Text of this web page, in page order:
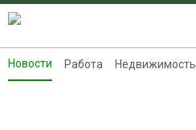
Новости
Новости Работа Недвижимость